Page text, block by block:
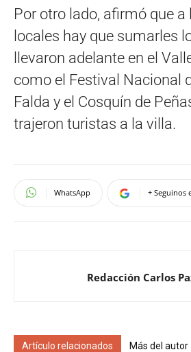
Por otro lado, afirmó que a
locales hay que sumarles
llevaron adelante en el
como el Festival Nacional
Falda y el Cosquín de
trajeron turistas a la villa.
WhatsApp + Seguinos
Redacción Carlos
Artículo relacionados Más del autor